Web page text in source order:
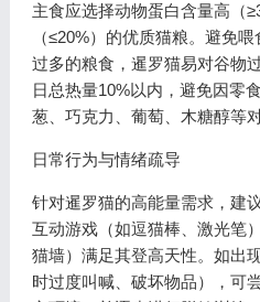
主食应选择动物蛋白含量高（
（≤20%）的优质猫粮。避免
过多的粮食，暹罗猫易对谷物
日总热量10%以内，避免因零
葱、巧克力、葡萄、木糖醇等
日常行为与情绪疏导
针对暹罗猫的高能量需求，建
互动游戏（如逗猫棒、激光笔
猫墙）满足其登高天性。如出
时过度叫喊、破坏物品），可